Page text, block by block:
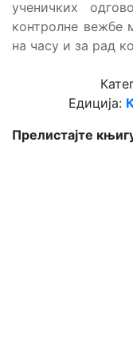
ученичких
контролне вежбе
на часу и за рад
Едиција:
Прелистајте